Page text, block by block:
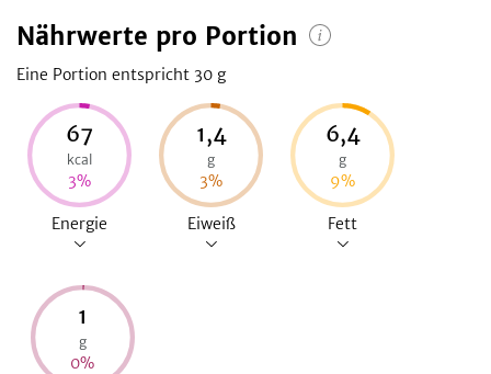
Nährwerte pro Portion
Eine Portion entspricht 30 g
67
kcal
3%
Energie
1,4
g
3%
Eiweiß
6,4
g
9%
Fett
1
g
0%